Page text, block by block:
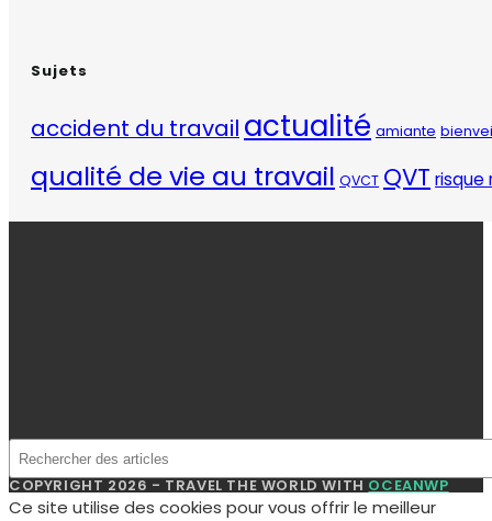
Sujets
accident du travail actualité amiante
qualité de vie au travail QVCT QVT risque
COPYRIGHT 2026 - TRAVEL THE WORLD WITH OCEANWP
Ce site utilise des cookies pour vous offrir le meilleur